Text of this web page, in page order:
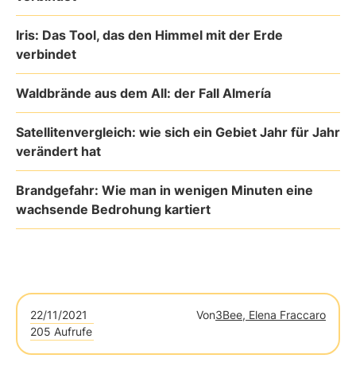
Iris: Das Tool, das den Himmel mit der Erde
verbindet
Waldbrände aus dem All: der Fall Almería
Satellitenvergleich: wie sich ein Gebiet Jahr für Jahr
verändert hat
Brandgefahr: Wie man in wenigen Minuten eine
wachsende Bedrohung kartiert
22/11/2021 Von3Bee, Elena Fraccaro
205 Aufrufe